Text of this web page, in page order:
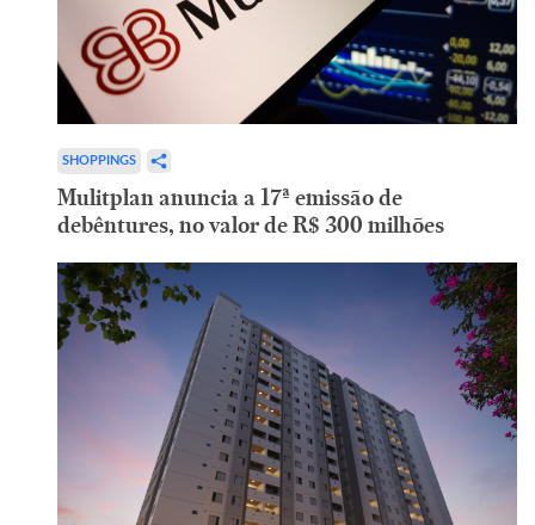
SHOPPINGS
Mulitplan anuncia a 17ª emissão de
debêntures, no valor de R$ 300 milhões